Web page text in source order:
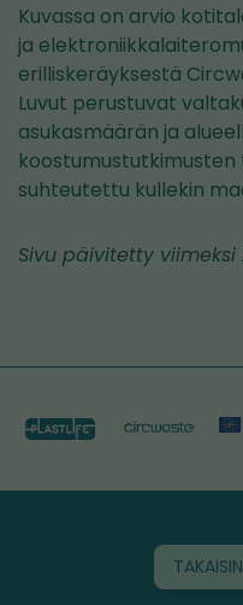
Kuvassa on arvio
ja
erilliskeräyksestä
Luvut perustuvat
asukasmäärän ja
suhteutettu kullekin
Sivu päivitetty viimeksi